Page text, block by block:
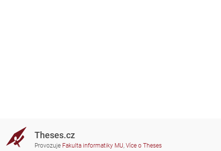
Theses.cz
Provozuje Fakulta informatiky MU, Více o Theses